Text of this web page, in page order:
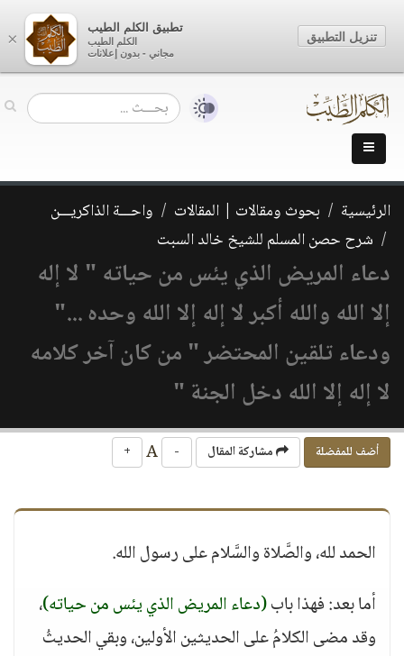
الرئيسية بحوث ومقالات | المقالات
واحـــة الذاكريـــن
شرح حصن المسلم للشيخ خالد السبت
دعاء المريض الذي يئس من حياته " لا إله
إلا الله والله أكبر لا إله إلا الله وحده ..."
ودعاء تلقين المحتضر " من كان آخر كلامه
لا إله إلا الله دخل الجنة "
أضف للمفضلة مشاركة المقال -
+
الحمد لله، والصَّلاة والسَّلام على رسول الله.
أما بعد: فهذا باب(دعاء المريض الذي يئس من حياته)،
وقد مضى الكلامُ على الحديثين الأولين، وبقي الحديثُ
×
تطبيق الكلم الطيب
الكلم الطيب
مجاني - بدون إعلانات
تنزيل التطبيق